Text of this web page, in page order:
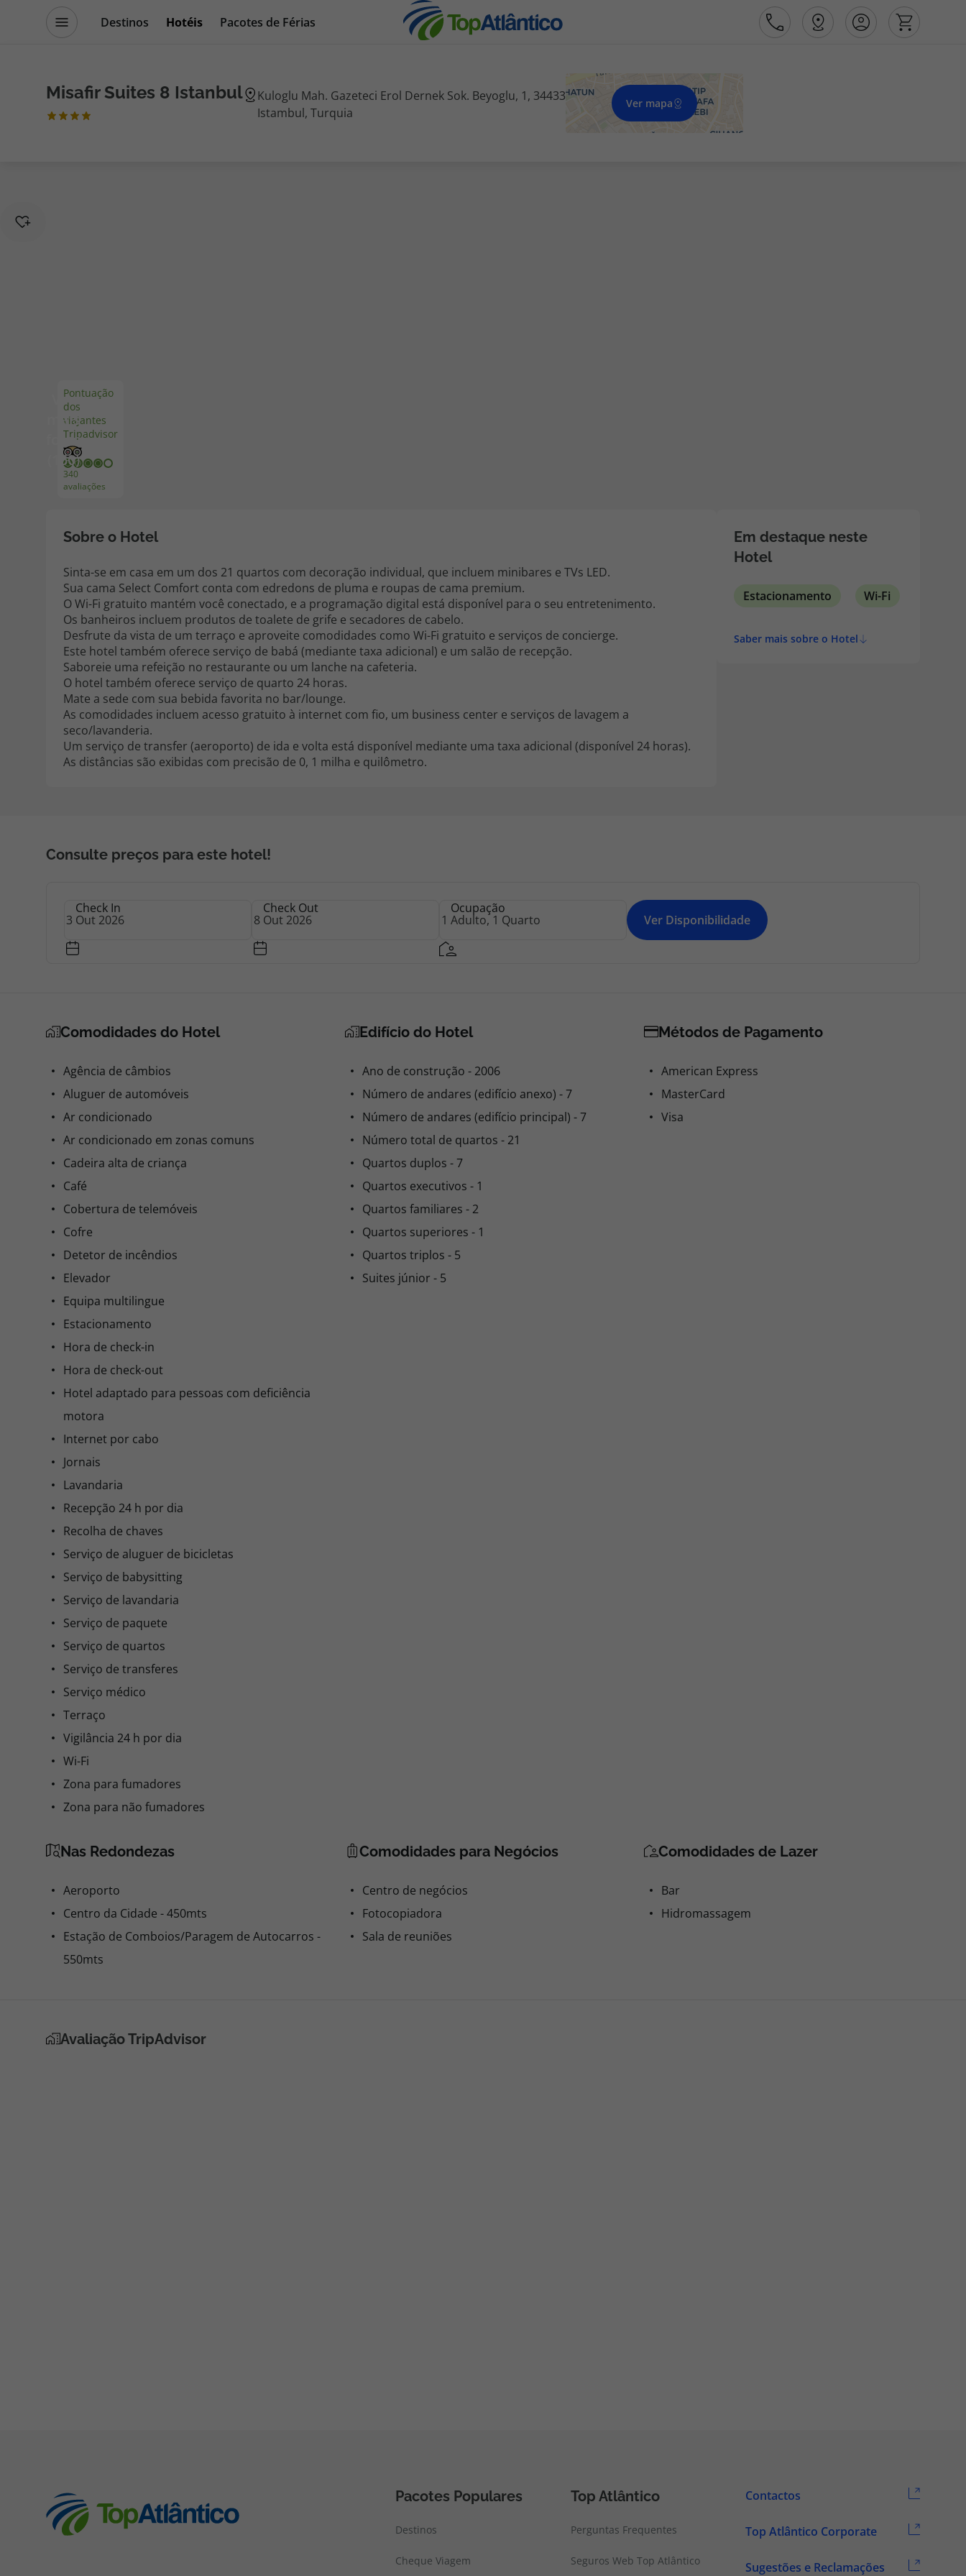
Destinos Hotéis
Pacotes de Férias
Disneyland ® Paris
Área de Cliente
Misafir Suites 8 Istanbul
Kuloglu Mah. Gazeteci Erol Dernek Sok. Beyoglu, 1, 34433
Istambul, Turquia
Ver mapa
Pontuação
dos
viajantes
Tripadvisor
340
avaliações
Ver
mais
fotos
(160)
Sobre o Hotel
Sinta-se em casa em um dos 21 quartos com decoração individual, que incluem minibares e TVs LED.
Sua cama Select Comfort conta com edredons de pluma e roupas de cama premium.
O Wi-Fi gratuito mantém você conectado, e a programação digital está disponível para o seu entretenimento.
Os banheiros incluem produtos de toalete de grife e secadores de cabelo.
Desfrute da vista de um terraço e aproveite comodidades como Wi-Fi gratuito e serviços de concierge.
Este hotel também oferece serviço de babá (mediante taxa adicional) e um salão de recepção.
Saboreie uma refeição no restaurante ou um lanche na cafeteria.
O hotel também oferece serviço de quarto 24 horas.
Mate a sede com sua bebida favorita no bar/lounge.
As comodidades incluem acesso gratuito à internet com fio, um business center e serviços de lavagem a
seco/lavanderia.
Um serviço de transfer (aeroporto) de ida e volta está disponível mediante uma taxa adicional (disponível 24 horas).
As distâncias são exibidas com precisão de 0, 1 milha e quilômetro.
Em destaque neste
Hotel
Estacionamento Wi-Fi
Saber mais sobre o Hotel
Consulte preços para este hotel!
Check In Check Out Ocupação
Ver Disponibilidade
Comodidades do Hotel
Agência de câmbios
Aluguer de automóveis
Ar condicionado
Ar condicionado em zonas comuns
Cadeira alta de criança
Café
Cobertura de telemóveis
Cofre
Detetor de incêndios
Elevador
Equipa multilingue
Estacionamento
Hora de check-in
Hora de check-out
Hotel adaptado para pessoas com deficiência
motora
Internet por cabo
Jornais
Lavandaria
Recepção 24 h por dia
Recolha de chaves
Serviço de aluguer de bicicletas
Serviço de babysitting
Serviço de lavandaria
Serviço de paquete
Serviço de quartos
Serviço de transferes
Serviço médico
Terraço
Vigilância 24 h por dia
Wi-Fi
Zona para fumadores
Zona para não fumadores
Edifício do Hotel
Ano de construção - 2006
Número de andares (edifício anexo) - 7
Número de andares (edifício principal) - 7
Número total de quartos - 21
Quartos duplos - 7
Quartos executivos - 1
Quartos familiares - 2
Quartos superiores - 1
Quartos triplos - 5
Suites júnior - 5
Métodos de Pagamento
American Express
MasterCard
Visa
Nas Redondezas
Aeroporto
Centro da Cidade - 450mts
Estação de Comboios/Paragem de Autocarros -
550mts
Comodidades para Negócios
Centro de negócios
Fotocopiadora
Sala de reuniões
Comodidades de Lazer
Bar
Hidromassagem
Avaliação TripAdvisor
Pacotes Populares
Destinos
Cheque Viagem
Top Atlântico
Perguntas Frequentes
Seguros Web Top Atlântico
Contactos
Top Atlântico Corporate
Sugestões e Reclamações